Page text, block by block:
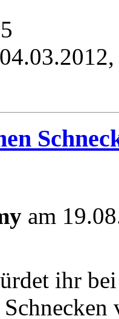
am
ihr